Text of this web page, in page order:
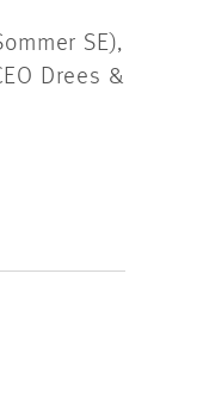
SE),
Drees &